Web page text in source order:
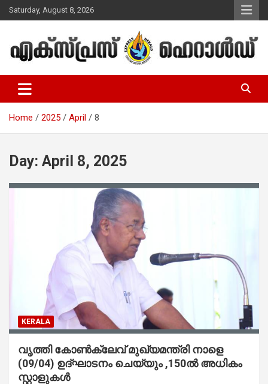
Skip
to
Saturday, August 8, 2026
Express Herald – Malayalam
Christian News
Home 2025 April 8
Day: April 8, 2025
KERALA
വൃത്തി കോൺക്ലേവ് മുഖ്യമന്ത്രി നാളെ
(09/04) ഉദ്ഘാടനം ചെയ്യും ,150ൽ അധികം
സ്റ്റാളുകൾ